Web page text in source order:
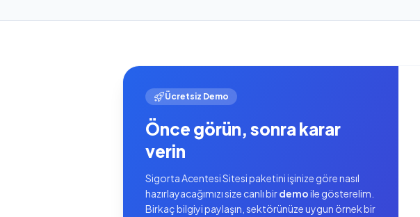
Ücretsiz Demo
Önce görün, sonra karar
verin
Sigorta Acentesi Sitesi paketini işinize göre nasıl
hazırlayacağımızı size canlı birdemoile gösterelim.
Birkaç bilgiyi paylaşın, sektörünüze uygun örnek bir